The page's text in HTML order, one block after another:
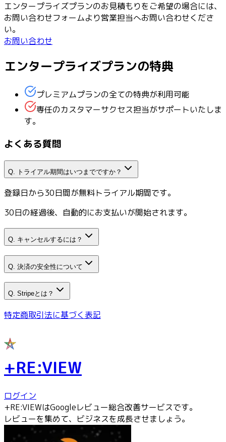
エンタープライズプランのお見積もりをご希望の場合には、
お問い合わせフォームより営業担当へお問い合わせくださ
い。
お問い合わせ
エンタープライズプランの特典
プレミアムプランの全ての特典が利用可能
専任のカスタマーサクセス担当がサポートいたしま
す。
よくある質問
Q. トライアル期間はいつまでですか？
登録日から30日間が無料トライアル期間です。
30日の経過後、自動的にお支払いが開始されます。
Q. キャンセルするには？
Q. 決済の安全性について
Q. Stripeとは？
特定商取引法に基づく表記
+RE:VIEW
ログイン
+RE:VIEWはGoogleレビュー総合改善サービスです。
レビューを集めて、ビジネスを成長させましょう。